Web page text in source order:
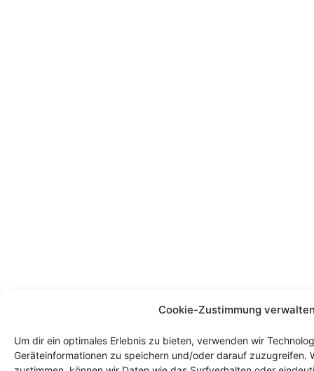
Cookie-Zustimmung
Um dir ein optimales Erlebnis zu bieten, verwenden wir
Geräteinformationen zu speichern und/oder darauf zuzugreifen.